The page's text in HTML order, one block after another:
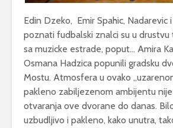
Edin Dzeko, Emir Spahic, Nadarevic
poznati fudbalski znalci su u drustvu
sa muzicke estrade, poput… Amira
Osmana Hadzica popunili gradsku
Mostu. Atmosfera u ovako
pakleno zabiljezenom ambijentu
otvaranja ove dvorane do danas.
uzbudljivo i pakleno, kako unutra,